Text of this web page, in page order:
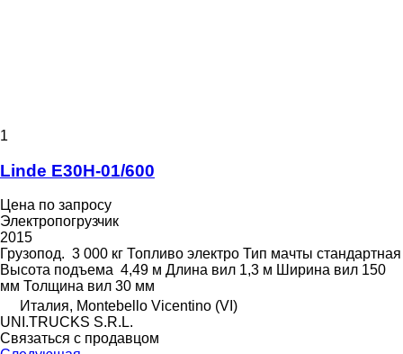
1
Linde E30H-01/600
Цена по запросу
Электропогрузчик
2015
Грузопод. 3 000 кг Топливо электро Тип мачты стандартная
Высота подъема 4,49 м Длина вил 1,3 м Ширина вил 150
мм Толщина вил 30 мм
Италия, Montebello Vicentino (VI)
UNI.TRUCKS S.R.L.
Связаться с продавцом